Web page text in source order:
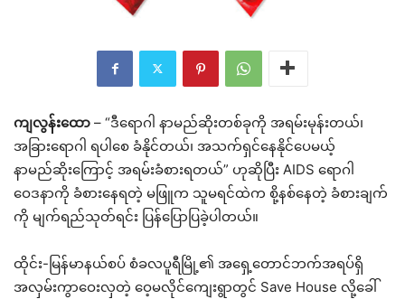
ကျလွန်းထော – “ဒီရောဂါ နာမည်ဆိုးတစ်ခုကို အရမ်းမုန်းတယ်၊
အခြားရောဂါ ရပါစေ ခံနိုင်တယ်၊ အသက်ရှင်နေနိုင်ပေမယ့်
နာမည်ဆိုးကြောင့် အရမ်းခံစားရတယ်” ဟုဆိုပြီး AIDS ရောဂါ
ဝေဒနာကို ခံစားနေရတဲ့ မဖြူက သူမရင်ထဲက စို့နစ်နေတဲ့ ခံစားချက်
ကို မျက်ရည်သုတ်ရင်း ပြန်ပြောပြခဲ့ပါတယ်။
ထိုင်း-မြန်မာနယ်စပ် စံခလပူရီမြို့၏ အရှေ့တောင်ဘက်အရပ်ရှိ
အလှမ်းကွာဝေးလှတဲ့ ဝေ့မလိုင်ကျေးရွာတွင် Save House လို့ခေါ်